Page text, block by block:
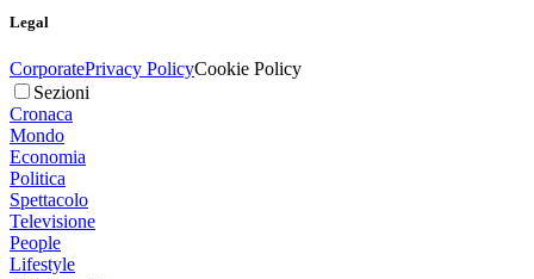
Legal
CorporatePrivacy PolicyCookie Policy
Sezioni
Cronaca
Mondo
Economia
Politica
Spettacolo
Televisione
People
Lifestyle